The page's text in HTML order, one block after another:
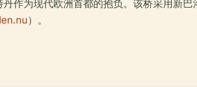
作为现代欧洲首都的抱负。该桥采用新巴
）。